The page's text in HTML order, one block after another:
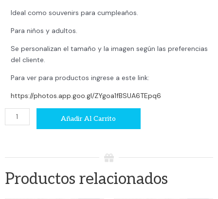
Ideal como souvenirs para cumpleaños.
Para niños y adultos.
Se personalizan el tamaño y la imagen según las preferencias
del cliente.
Para ver para productos ingrese a este link:
https://photos.app.goo.gl/ZYgoa1fBSUA6TEpq6
Bufanda
cantidad
Añadir Al Carrito
Productos relacionados